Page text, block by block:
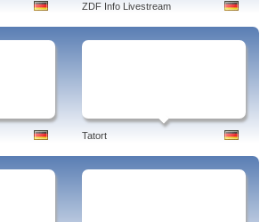
ZDF Info Livestream
Tatort